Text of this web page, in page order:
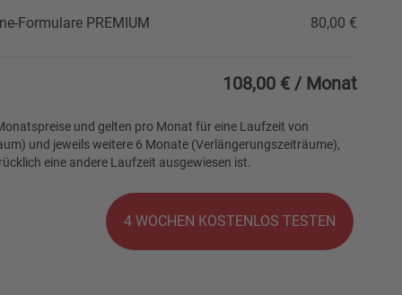
Formulare PREMIUM 80,00 €
108,00 € / Monat
und gelten pro Monat für eine Laufzeit von
und jeweils weitere 6 Monate (Verlängerungszeiträume),
eine andere Laufzeit ausgewiesen ist.
4 WOCHEN KOSTENLOS TESTEN